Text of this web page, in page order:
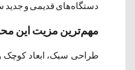
دستگاه‌های قدیمی و جدید
مهم‌ترین مزیت این
طراحی سبک، ابعاد کوچک